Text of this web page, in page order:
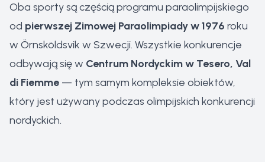
Oba sporty są częścią programu paraolimpijskiego
od pierwszej Zimowej Paraolimpiady w 1976 roku
w Örnsköldsvik w Szwecji. Wszystkie konkurencje
odbywają się w Centrum Nordyckim w Tesero, Val
di Fiemme — tym samym kompleksie obiektów,
który jest używany podczas olimpijskich konkurencji
nordyckich.